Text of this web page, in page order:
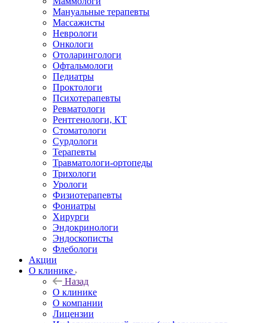
Мануальные терапевты
Массажисты
Неврологи
Онкологи
Отоларингологи
Офтальмологи
Педиатры
Проктологи
Психотерапевты
Ревматологи
Рентгенологи, КТ
Стоматологи
Сурдологи
Терапевты
Травматологи-ортопеды
Трихологи
Урологи
Физиотерапевты
Фониатры
Хирурги
Эндокринологи
Эндоскописты
Флебологи
Акции
О клинике
Назад
О клинике
О компании
Лицензии